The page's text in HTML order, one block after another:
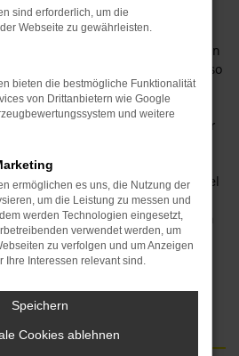
in Ihrem Volvo V90 in Erfurt
Sie uns gemeinsam daran
verfügen über eine Erfahrung von
und haben schon so
werden auch Sie staunen, wie
zu haben ist und wie viele
existieren. Die Rede ist unter
Oder einem
Jahreswagen, einer
gehen uns nicht aus und unser Ziel
der Volvo V90 hierfür eines
Fahrzeuge ist, braucht hoffentlich
werden.
Erfurt
sind erforderlich, um die
Webseite zu gewährleisten.
bieten die bestmögliche Funktionalität
von Drittanbietern wie Google
und weitere
ermöglichen es uns, die Nutzung der
um die Leistung zu messen und
werden Technologien eingesetzt,
verwendet werden, um
zu verfolgen und um Anzeigen
Ihre Interessen relevant sind.
Speichern
Cookies ablehnen